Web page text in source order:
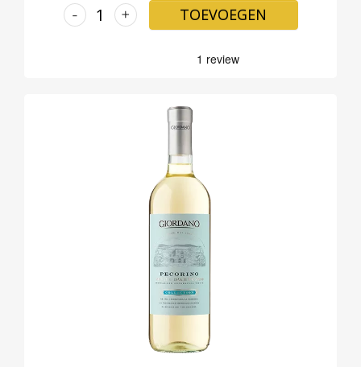
+
- TOEVOEGEN